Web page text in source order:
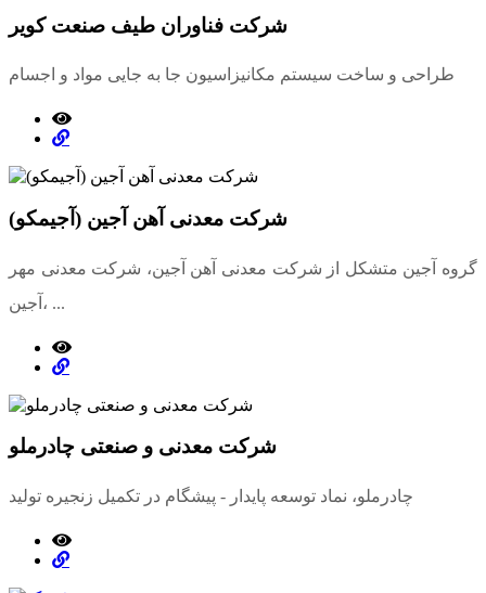
شرکت فناوران طیف صنعت کویر
طراحی و ساخت سیستم مکانیزاسیون جا به جایی مواد و اجسام
شرکت معدنی آهن آجین (آجیمکو)
گروه آجین متشکل از شرکت معدنی آهن آجین، شرکت معدنی مهر
آجین، ...
شرکت معدنی و صنعتی چادرملو
چادرملو، نماد توسعه پایدار - پیشگام در تکمیل زنجیره تولید